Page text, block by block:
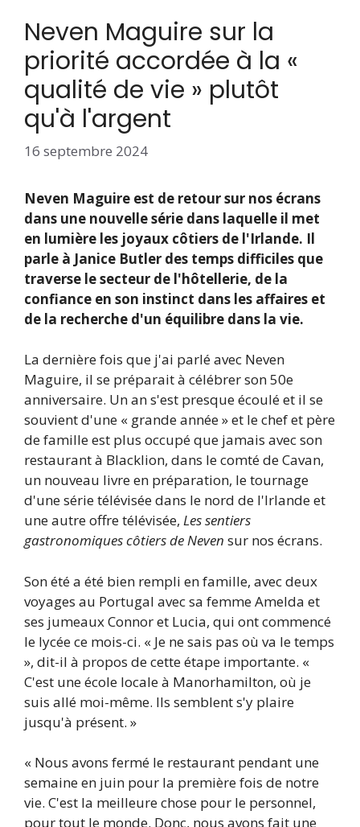
Neven Maguire sur la
priorité accordée à la «
qualité de vie » plutôt
qu'à l'argent
16 septembre 2024
Neven Maguire est de retour sur nos écrans
dans une nouvelle série dans laquelle il met
en lumière les joyaux côtiers de l'Irlande. Il
parle à Janice Butler des temps difficiles que
traverse le secteur de l'hôtellerie, de la
confiance en son instinct dans les affaires et
de la recherche d'un équilibre dans la vie.
La dernière fois que j'ai parlé avec Neven
Maguire, il se préparait à célébrer son 50e
anniversaire. Un an s'est presque écoulé et il se
souvient d'une « grande année » et le chef et père
de famille est plus occupé que jamais avec son
restaurant à Blacklion, dans le comté de Cavan,
un nouveau livre en préparation, le tournage
d'une série télévisée dans le nord de l'Irlande et
une autre offre télévisée, Les sentiers
gastronomiques côtiers de Neven sur nos écrans.
Son été a été bien rempli en famille, avec deux
voyages au Portugal avec sa femme Amelda et
ses jumeaux Connor et Lucia, qui ont commencé
le lycée ce mois-ci. « Je ne sais pas où va le temps
», dit-il à propos de cette étape importante. «
C'est une école locale à Manorhamilton, où je
suis allé moi-même. Ils semblent s'y plaire
jusqu'à présent. »
« Nous avons fermé le restaurant pendant une
semaine en juin pour la première fois de notre
vie. C'est la meilleure chose pour le personnel,
pour tout le monde. Donc, nous avons fait une